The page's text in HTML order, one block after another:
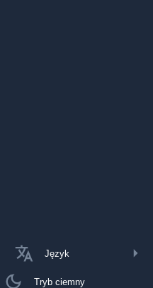
Język
Tryb ciemny